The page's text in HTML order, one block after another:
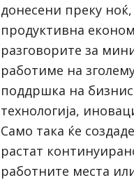
донесени преку
продуктивна
разговорите за
работиме на
поддршка на
технологија,
Само така ќе
растат
работните места